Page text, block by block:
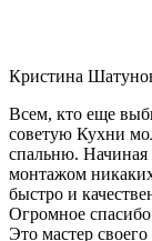
Кристина
Всем, кто еще
советую Кухни
спальню. Начиная
монтажом
быстро и
Огромное
Это мастер